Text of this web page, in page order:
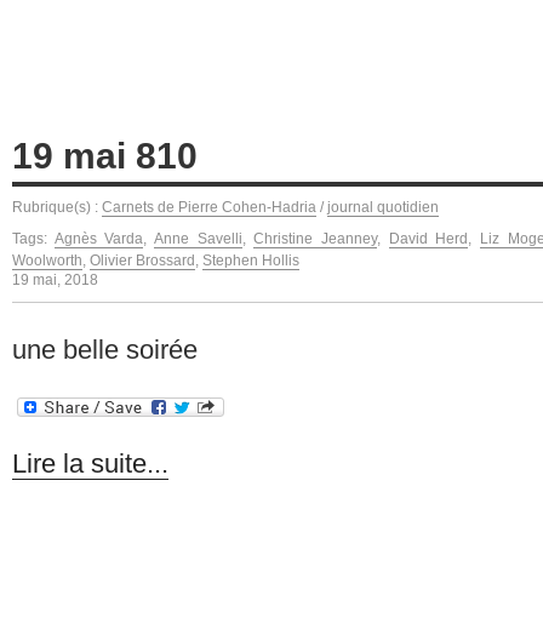
19 mai 810
Rubrique(s) : Carnets de Pierre Cohen-Hadria / journal quotidien
Tags: Agnès Varda ,Anne Savelli ,Christine Jeanney, David Herd
Liz
Woolworth Olivier Brossard Stephen Hollis
19 mai, 2018
une belle soirée
Lire la suite...